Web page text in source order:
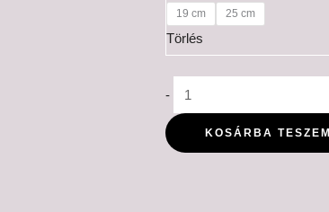
19 cm 25 cm
Törlés
-
KOSÁRBA TESZEM